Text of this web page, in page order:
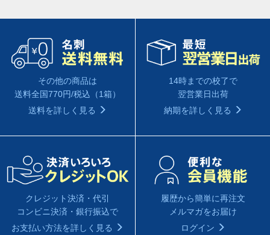
その他の商品は
送料全国770円/税込（1箱）
送料を詳しく見る
14時までの校了で
翌営業日出荷
納期を詳しく見る
クレジット決済・代引
コンビニ決済・銀行振込で
お支払い方法を詳しく見る
履歴から簡単に再注文
メルマガをお届け
ログイン